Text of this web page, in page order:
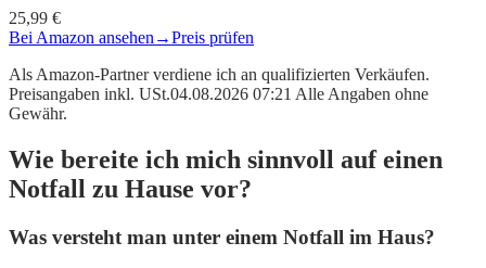
25,99 €
Bei Amazon ansehen →Preis prüfen
Als Amazon-Partner verdiene ich an qualifizierten Verkäufen.
Preisangaben inkl. USt.04.08.2026 07:21 Alle Angaben ohne
Gewähr.
Wie bereite ich mich sinnvoll auf einen
Notfall zu Hause vor?
Was versteht man unter einem Notfall im Haus?